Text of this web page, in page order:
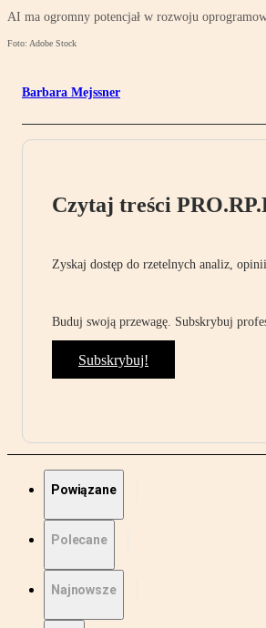
AI ma ogromny potencjał w rozwoju
Foto: Adobe Stock
Barbara Mejssner
Czytaj treści
Zyskaj dostęp do rzetelnych analiz,
Buduj swoją przewagę. Subskrybuj
Subskrybuj!
Powiązane
Polecane
Najnowsze